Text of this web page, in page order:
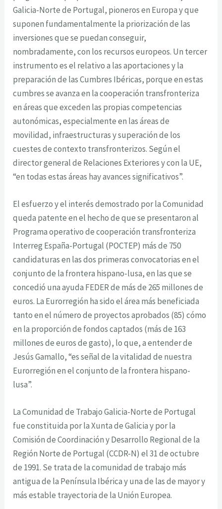
Galicia-Norte de Portugal, pioneros en Europa y que
suponen fundamentalmente la priorización de las
inversiones que se puedan conseguir,
nombradamente, con los recursos europeos. Un tercer
instrumento es el relativo a las aportaciones y la
preparación de las Cumbres Ibéricas, porque en estas
cumbres se avanza en la cooperación transfronteriza
en áreas que exceden las propias competencias
autonómicas, especialmente en las áreas de
movilidad, infraestructuras y superación de los
cuestes de contexto transfronterizos. Según el
director general de Relaciones Exteriores y con la UE,
“en todas estas áreas hay avances significativos”.
El esfuerzo y el interés demostrado por la Comunidad
queda patente en el hecho de que se presentaron al
Programa operativo de cooperación transfronteriza
Interreg España-Portugal (POCTEP) más de 750
candidaturas en las dos primeras convocatorias en el
conjunto de la frontera hispano-lusa, en las que se
concedió una ayuda FEDER de más de 265 millones de
euros. La Eurorregión ha sido el área más beneficiada
tanto en el número de proyectos aprobados (85) cómo
en la proporción de fondos captados (más de 163
millones de euros de gasto), lo que, a entender de
Jesús Gamallo, “es señal de la vitalidad de nuestra
Eurorregión en el conjunto de la frontera hispano-
lusa”.
La Comunidad de Trabajo Galicia-Norte de Portugal
fue constituida por la Xunta de Galicia y por la
Comisión de Coordinación y Desarrollo Regional de la
Región Norte de Portugal (CCDR-N) el 31 de octubre
de 1991. Se trata de la comunidad de trabajo más
antigua de la Península Ibérica y una de las de mayor y
más estable trayectoria de la Unión Europea.